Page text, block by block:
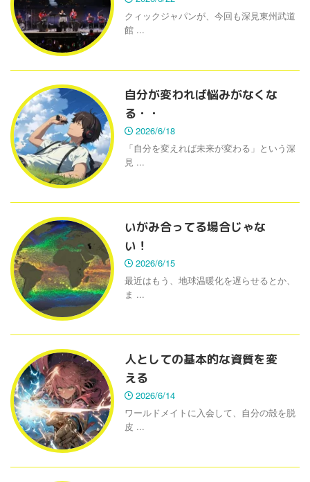
クィックジャパンが、今回も深見東州武道
館 ...
自分が変われば悩みがなくな
る・・
2026/6/18
「自分を変えれば未来が変わる」という深
見 ...
いがみ合ってる場合じゃな
い！
2026/6/15
最近はもう、地球温暖化を遅らせるとか、
ま ...
人としての基本的な資質を変
える
2026/6/14
ワールドメイトに入会して、自分の殻を脱
皮 ...